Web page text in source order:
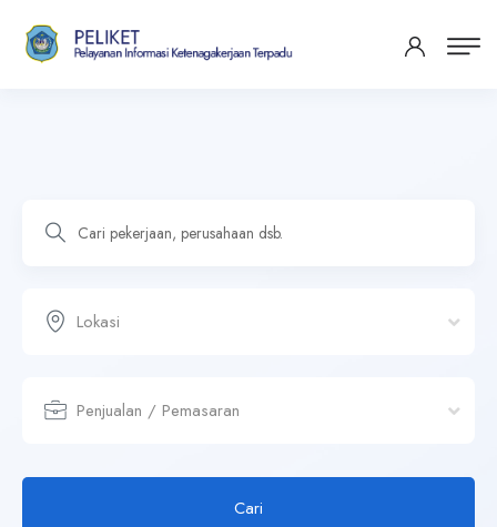
Lokasi
Penjualan / Pemasaran
Cari